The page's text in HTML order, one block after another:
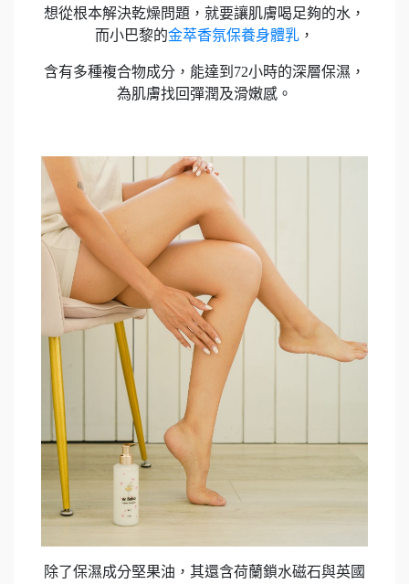
想從根本解決乾燥問題，就要讓肌膚喝足夠的水，
而小巴黎的金萃香氛保養身體乳 ，
含有多種複合物成分，能達到72小時的深層保濕，
為肌膚找回彈潤及滑嫩感。
除了保濕成分堅果油，其還含荷蘭鎖水磁石與英國